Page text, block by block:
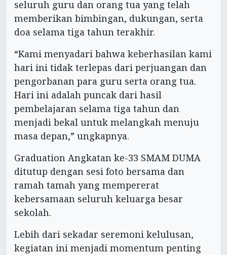
seluruh guru dan orang tua yang telah
memberikan bimbingan, dukungan, serta
doa selama tiga tahun terakhir.
“Kami menyadari bahwa keberhasilan kami
hari ini tidak terlepas dari perjuangan dan
pengorbanan para guru serta orang tua.
Hari ini adalah puncak dari hasil
pembelajaran selama tiga tahun dan
menjadi bekal untuk melangkah menuju
masa depan,” ungkapnya.
Graduation Angkatan ke-33 SMAM DUMA
ditutup dengan sesi foto bersama dan
ramah tamah yang mempererat
kebersamaan seluruh keluarga besar
sekolah.
Lebih dari sekadar seremoni kelulusan,
kegiatan ini menjadi momentum penting